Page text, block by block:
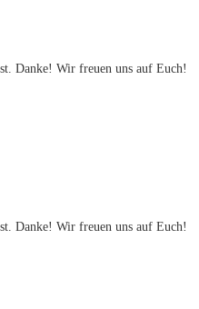
Danke! Wir freuen uns auf Euch!
Danke! Wir freuen uns auf Euch!